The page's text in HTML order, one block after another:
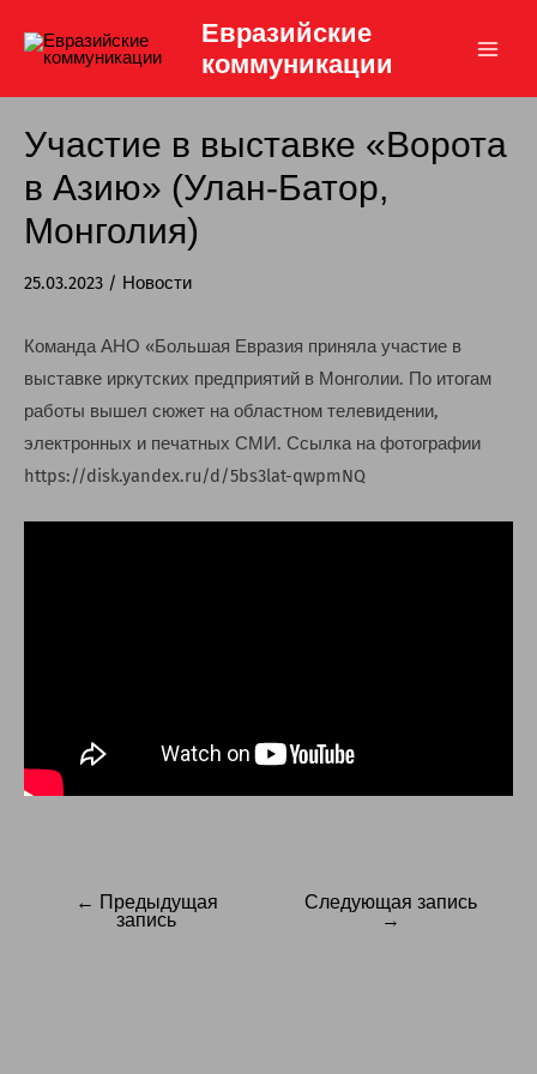
Евразийские
коммуникации
Участие в выставке «Ворота
в Азию» (Улан-Батор,
Монголия)
25.03.2023 / Новости
Команда АНО «Большая Евразия приняла участие в
выставке иркутских предприятий в Монголии. По итогам
работы вышел сюжет на областном телевидении,
электронных и печатных СМИ. Ссылка на фотографии
https://disk.yandex.ru/d/5bs3lat-qwpmNQ
Навигация← Предыдущая
запись
Следующая запись
→